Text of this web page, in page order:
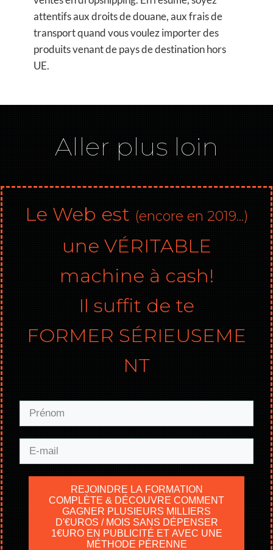
attentifs aux droits de douane, aux frais de
transport quand vous voulez importer des
produits venant de pays de destination hors
UE.
Aller plus loin
Le Web est (encore en 2019...)
une VÉRITABLE
machine à cash!
Il suffit de te
FORMER SÉRIEUSEME
NT
REJOINDRE LA FORMATION
COMPLÈTE & DÉCOUVRE COMMENT
GAGNER PLUSIEURS MILLIERS
D'€UROS / MOIS SANS DÉPENSER
1€URO EN PUBLICITÉ ET AVEC UNE
MÉTHODE PÉRENNE